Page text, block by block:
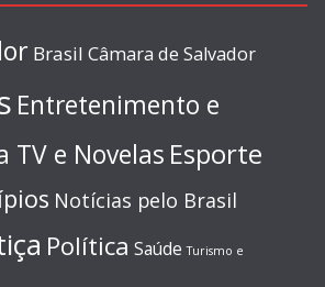
Brasil Câmara de Salvador
Entretenimento e
TV e Novelas Esporte
Notícias pelo Brasil
Política Saúde Turismo e